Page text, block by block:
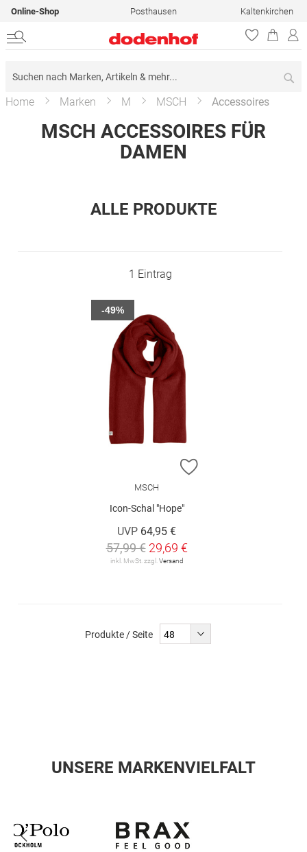
Online-Shop Posthausen Kaltenkirchen
Home Marken M MSCH Accessoires
MSCH ACCESSOIRES FÜR
DAMEN
ALLE PRODUKTE
1 Eintrag
ZUR WUNSCHLISTE
MSCH
Icon-Schal "Hope"
UVP 64,95 €
57,99 € 29,69 €
inkl. MwSt. zzgl. Versand
-49%
Produkte / Seite
UNSERE MARKENVIELFALT